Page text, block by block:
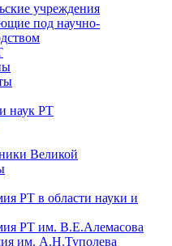
учреждения
под научно-
наук РТ
Великой
РТ в области науки и
РТ им. В.Е.Алемасова
им. А.Н.Туполева